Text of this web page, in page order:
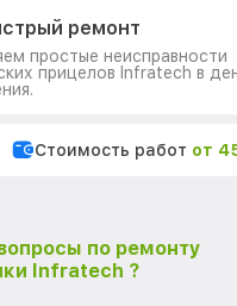
ремонт
простые неисправности
прицелов Infratech в
Стоимость работ от
по ремонту
Infratech ?